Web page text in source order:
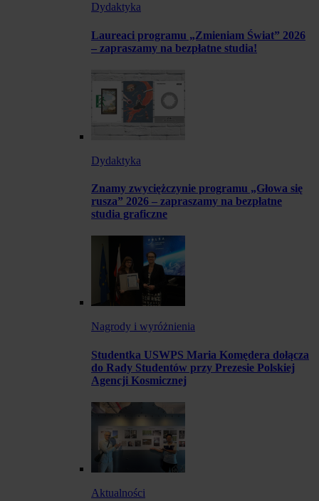
Dydaktyka
Laureaci programu „Zmieniam Świat” 2026
– zapraszamy na bezpłatne studia!
Dydaktyka
Znamy zwyciężczynie programu „Głowa się
rusza” 2026 – zapraszamy na bezpłatne
studia graficzne
Nagrody i wyróżnienia
Studentka USWPS Maria Komędera dołącza
do Rady Studentów przy Prezesie Polskiej
Agencji Kosmicznej
Aktualności